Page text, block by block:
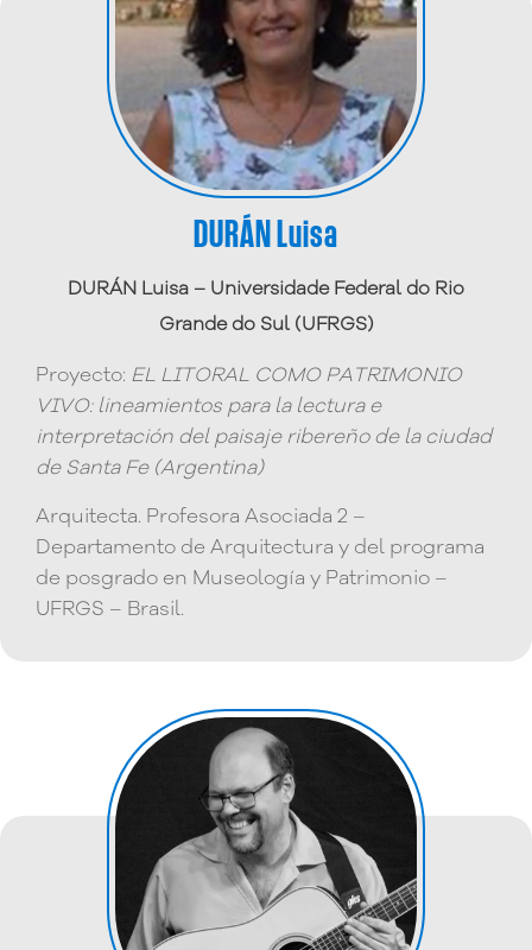
DURÁN Luisa
DURÁN Luisa – Universidade Federal do Rio
Grande do Sul (UFRGS)
Proyecto: EL LITORAL COMO PATRIMONIO
VIVO: lineamientos para la lectura e
interpretación del paisaje ribereño de la ciudad
de Santa Fe (Argentina)
Arquitecta. Profesora Asociada 2 –
Departamento de Arquitectura y del programa
de posgrado en Museología y Patrimonio –
UFRGS – Brasil.